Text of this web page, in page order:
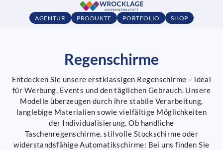
AGENTUR PRODUKTE PORTFOLIO SHOP
Regenschirme
Entdecken Sie unsere erstklassigen Regenschirme – ideal
für Werbung, Events und den täglichen Gebrauch. Unsere
Modelle überzeugen durch ihre stabile Verarbeitung,
langlebige Materialien sowie vielfältige Möglichkeiten
der Individualisierung. Ob handliche
Taschenregenschirme, stilvolle Stockschirme oder
widerstandsfähige Automatikschirme: Bei uns finden Sie